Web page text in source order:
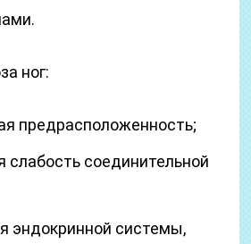
ног:
предрасположенность;
слабость соединительной
эндокринной системы,